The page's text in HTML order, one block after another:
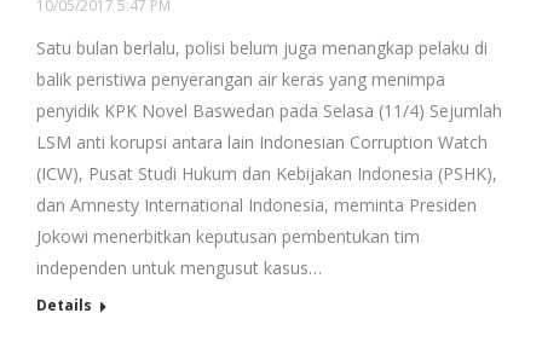
10/05/2017 5:47 PM
Satu bulan berlalu, polisi belum juga menangkap pelaku di
balik peristiwa penyerangan air keras yang menimpa
penyidik KPK Novel Baswedan pada Selasa (11/4) Sejumlah
LSM anti korupsi antara lain Indonesian Corruption Watch
(ICW), Pusat Studi Hukum dan Kebijakan Indonesia (PSHK),
dan Amnesty International Indonesia, meminta Presiden
Jokowi menerbitkan keputusan pembentukan tim
independen untuk mengusut kasus…
Details